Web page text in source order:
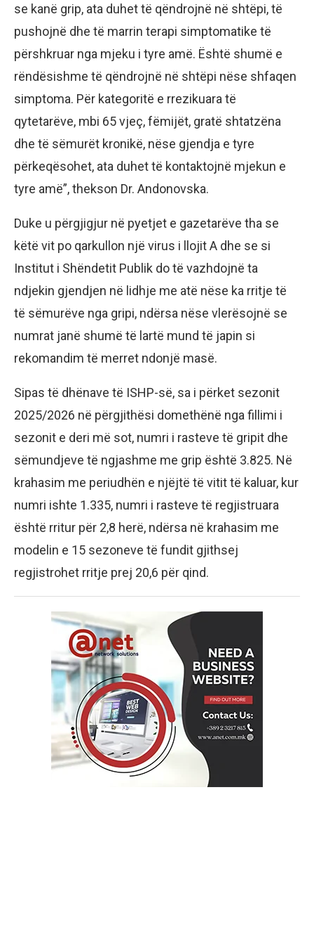
se kanë grip, ata duhet të qëndrojnë në shtëpi, të
pushojnë dhe të marrin terapi simptomatike të
përshkruar nga mjeku i tyre amë. Është shumë e
rëndësishme të qëndrojnë në shtëpi nëse shfaqen
simptoma. Për kategoritë e rrezikuara të
qytetarëve, mbi 65 vjeç, fëmijët, gratë shtatzëna
dhe të sëmurët kronikë, nëse gjendja e tyre
përkeqësohet, ata duhet të kontaktojnë mjekun e
tyre amë”, thekson Dr. Andonovska.
Duke u përgjigjur në pyetjet e gazetarëve tha se
këtë vit po qarkullon një virus i llojit A dhe se si
Institut i Shëndetit Publik do të vazhdojnë ta
ndjekin gjendjen në lidhje me atë nëse ka rritje të
të sëmurëve nga gripi, ndërsa nëse vlerësojnë se
numrat janë shumë të lartë mund të japin si
rekomandim të merret ndonjë masë.
Sipas të dhënave të ISHP-së, sa i përket sezonit
2025/2026 në përgjithësi domethënë nga fillimi i
sezonit e deri më sot, numri i rasteve të gripit dhe
sëmundjeve të ngjashme me grip është 3.825. Në
krahasim me periudhën e njëjtë të vitit të kaluar, kur
numri ishte 1.335, numri i rasteve të regjistruara
është rritur për 2,8 herë, ndërsa në krahasim me
modelin e 15 sezoneve të fundit gjithsej
regjistrohet rritje prej 20,6 për qind.